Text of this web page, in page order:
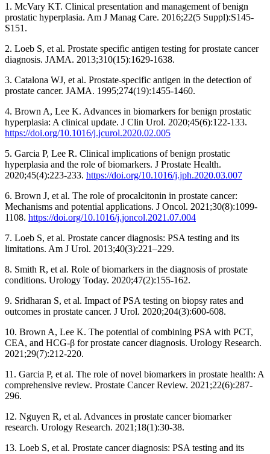
1. McVary KT. Clinical presentation and management of benign
prostatic hyperplasia. Am J Manag Care. 2016;22(5 Suppl):S145-
S151.
2. Loeb S, et al. Prostate specific antigen testing for prostate cancer
diagnosis. JAMA. 2013;310(15):1629-1638.
3. Catalona WJ, et al. Prostate-specific antigen in the detection of
prostate cancer. JAMA. 1995;274(19):1455-1460.
4. Brown A, Lee K. Advances in biomarkers for benign prostatic
hyperplasia: A clinical update. J Clin Urol. 2020;45(6):122-133.
https://doi.org/10.1016/j.jcurol.2020.02.005
5. Garcia P, Lee R. Clinical implications of benign prostatic
hyperplasia and the role of biomarkers. J Prostate Health.
2020;45(4):223-233. https://doi.org/10.1016/j.jph.2020.03.007
6. Brown J, et al. The role of procalcitonin in prostate cancer:
Mechanisms and potential applications. J Oncol. 2021;30(8):1099-
1108. https://doi.org/10.1016/j.joncol.2021.07.004
7. Loeb S, et al. Prostate cancer diagnosis: PSA testing and its
limitations. Am J Urol. 2013;40(3):221–229.
8. Smith R, et al. Role of biomarkers in the diagnosis of prostate
conditions. Urology Today. 2020;47(2):155-162.
9. Sridharan S, et al. Impact of PSA testing on biopsy rates and
outcomes in prostate cancer. J Urol. 2020;204(3):600-608.
10. Brown A, Lee K. The potential of combining PSA with PCT,
CEA, and HCG-β for prostate cancer diagnosis. Urology Research.
2021;29(7):212-220.
11. Garcia P, et al. The role of novel biomarkers in prostate health: A
comprehensive review. Prostate Cancer Review. 2021;22(6):287-
296.
12. Nguyen R, et al. Advances in prostate cancer biomarker
research. Urology Research. 2021;18(1):30-38.
13. Loeb S, et al. Prostate cancer diagnosis: PSA testing and its